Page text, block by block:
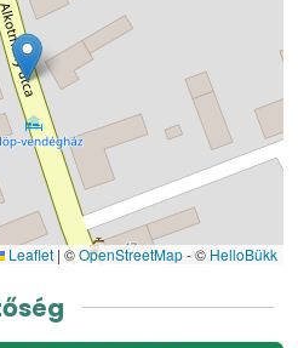
Leaflet | ©OpenStreetMap- © HelloBükk